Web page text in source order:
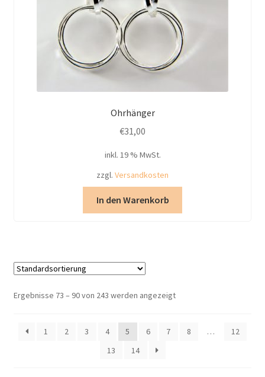
Ohrhänger
€31,00
inkl. 19 % MwSt.
zzgl. Versandkosten
In den Warenkorb
Ergebnisse 73 – 90 von 243 werden angezeigt
1 2 3 4 5 6 7 8 …
12
13
14